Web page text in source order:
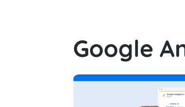
Google